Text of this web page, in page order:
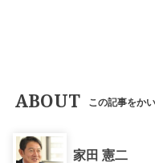
ABOUT この記事をか
家田 憲二